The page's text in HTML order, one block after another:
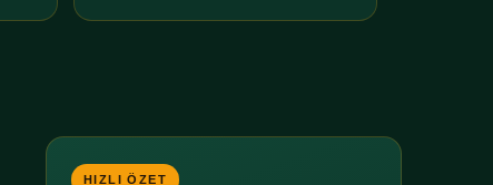
HIZLI ÖZET